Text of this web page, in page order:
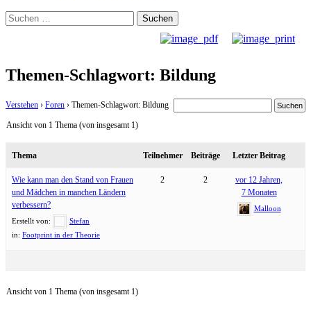
Suchen
nach:
Themen-Schlagwort: Bildung
Verstehen › Foren › Themen-Schlagwort: Bildung
Ansicht von 1 Thema (von insgesamt 1)
Thema Teilnehmer Beiträge Letzter Beitrag
Wie kann man den Stand von Frauen
und Mädchen in manchen Ländern
verbessern?
Erstellt von:
Stefan
in: Footprint in der Theorie
2 2
vor 12 Jahren,
7 Monaten
Malloon
Ansicht von 1 Thema (von insgesamt 1)